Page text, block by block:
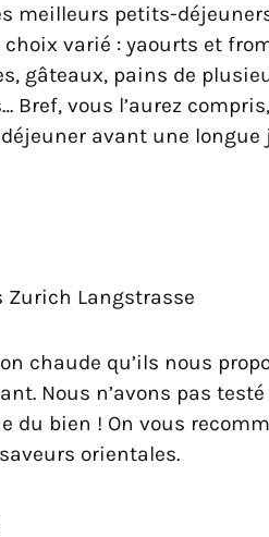
meilleurs petits-
varié : yaourts et
gâteaux, pains de
Bref, vous l’aurez
avant une longue
Zurich Langstrasse
chaude qu’ils nous
Nous n’avons pas testé
du bien ! On vous
orientales.